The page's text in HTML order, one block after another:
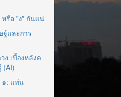
รือ "ง" กันแน่
และการ
ง เบื้องหลังค
(AI)
๑: แท่น